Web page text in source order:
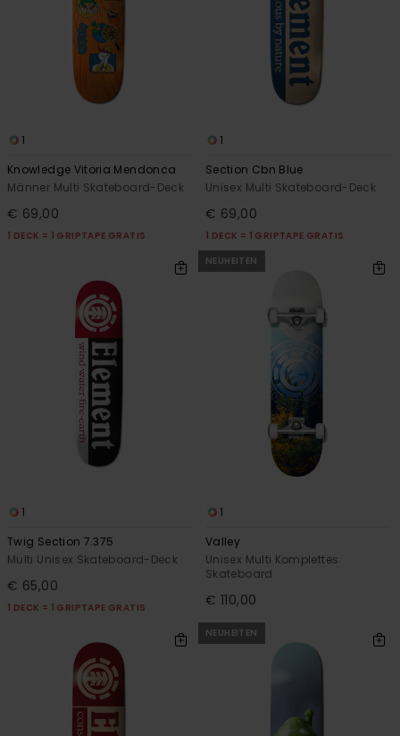
1
Knowledge Vitoria Mendonca
Männer Multi Skateboard-Deck
€ 69,00
1 DECK = 1 GRIPTAPE GRATIS
1
Section Cbn Blue
Unisex Multi Skateboard-Deck
€ 69,00
1 DECK = 1 GRIPTAPE GRATIS
1
Twig Section 7.375
Multi Unisex Skateboard-Deck
€ 65,00
1 DECK = 1 GRIPTAPE GRATIS
NEUHEITEN
1
Valley
Unisex Multi Komplettes
Skateboard
€ 110,00
NEUHEITEN